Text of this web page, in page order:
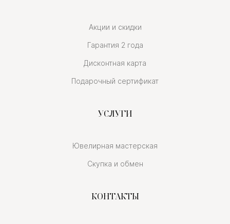
Акции и скидки
Гарантия 2 года
Дисконтная карта
Подарочный сертификат
УСЛУГИ
Ювелирная мастерская
Скупка и обмен
КОНТАКТЫ